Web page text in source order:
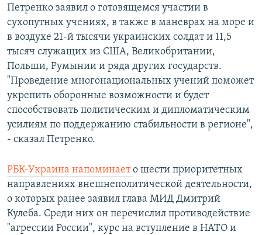
Петренко заявил о готовящемся участии в
сухопутных учениях, в также в маневрах на море и
в воздухе 21-й тысячи украинских солдат и 11,5
тысяч служащих из США, Великобритании,
Польши, Румынии и ряда других государств.
"Проведение многонациональных учений поможет
укрепить оборонные возможности и будет
способствовать политическим и дипломатическим
усилиям по поддержанию стабильности в регионе",
- сказал Петренко.
РБК-Украина напоминаето шести приоритетных
направлениях внешнеполитической деятельности,
о которых ранее заявил глава МИД Дмитрий
Кулеба. Среди них он перечислил противодействие
"агрессии России", курс на вступление в НАТО и